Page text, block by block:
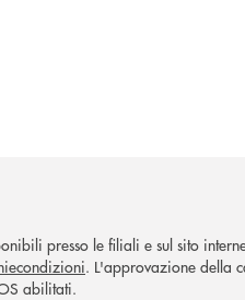
presso le filiali e sul sito
. L'approvazione della
abilitati.